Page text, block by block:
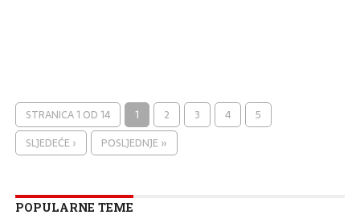
STRANICA 1 OD 14 1 2 3 4
5
SLJEDEĆE ›
POSLJEDNJE »
POPULARNE TEME